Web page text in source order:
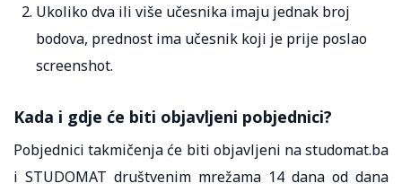
Ukoliko dva ili više učesnika imaju jednak broj
bodova, prednost ima učesnik koji je prije poslao
screenshot.
Kada i gdje će biti objavljeni pobjednici?
Pobjednici takmičenja će biti objavljeni na studomat.ba
i STUDOMAT društvenim mrežama 14 dana od dana